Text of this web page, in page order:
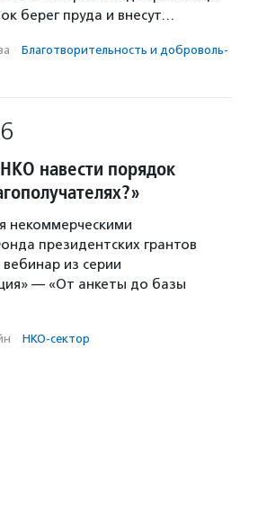
берег пруда и внесут…
· Благотвори­тель­ность и доброволь­
навести порядок
некоммерческими
президентских грантов
из серии
— «От анкеты до базы
· НКО-сектор